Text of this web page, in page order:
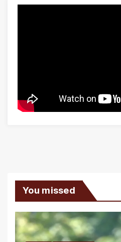
You missed